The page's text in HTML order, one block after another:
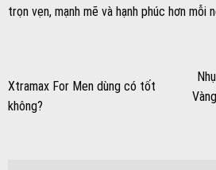
trọn vẹn, mạnh mẽ và hạnh phúc hơn mỗi
Xtramax For Men dùng có tốt
không?